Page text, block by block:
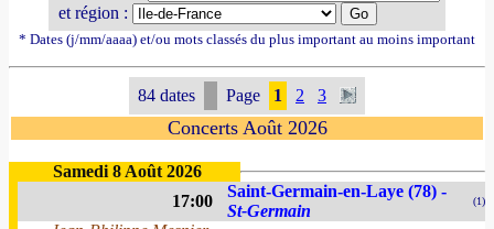
et région :
* Dates (j/mm/aaaa) et/ou mots classés du plus important au moins important
84 dates Page 1 2 3
Concerts Août 2026
Samedi 8 Août 2026
17:00
Saint-Germain-en-Laye (78) -
St-Germain
(1)